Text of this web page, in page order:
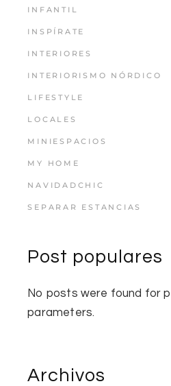
INFANTIL
INSPÍRATE
INTERIORES
INTERIORISMO NÓRDICO
LIFESTYLE
LOCALES
MINIESPACIOS
MY HOME
NAVIDADCHIC
SEPARAR ESTANCIAS
Post populares
No posts were found for
parameters.
Archivos